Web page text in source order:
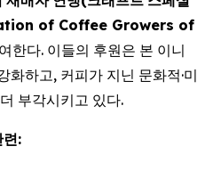
of Coffee Growers of
한다. 이들의 후원은 본 이니
화하고, 커피가 지닌 문화적·미
부각시키고 있다.
: